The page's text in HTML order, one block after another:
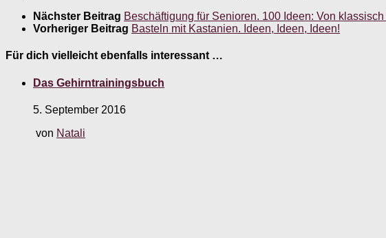
Nächster Beitrag Beschäftigung für Senioren. 100 Ideen: Von
Vorheriger Beitrag Basteln mit Kastanien. Ideen, Ideen, Ideen!
Für dich vielleicht ebenfalls interessant …
Das Gehirntrainingsbuch
5. September 2016
von Natali